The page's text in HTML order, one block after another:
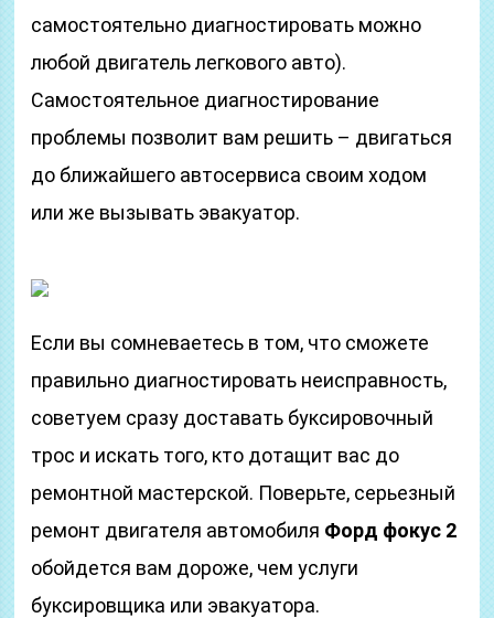
самостоятельно диагностировать можно
любой двигатель легкового авто).
Самостоятельное диагностирование
проблемы позволит вам решить – двигаться
до ближайшего автосервиса своим ходом
или же вызывать эвакуатор.
Если вы сомневаетесь в том, что сможете
правильно диагностировать неисправность,
советуем сразу доставать буксировочный
трос и искать того, кто дотащит вас до
ремонтной мастерской. Поверьте, серьезный
ремонт двигателя автомобиля Форд фокус 2
обойдется вам дороже, чем услуги
буксировщика или эвакуатора.